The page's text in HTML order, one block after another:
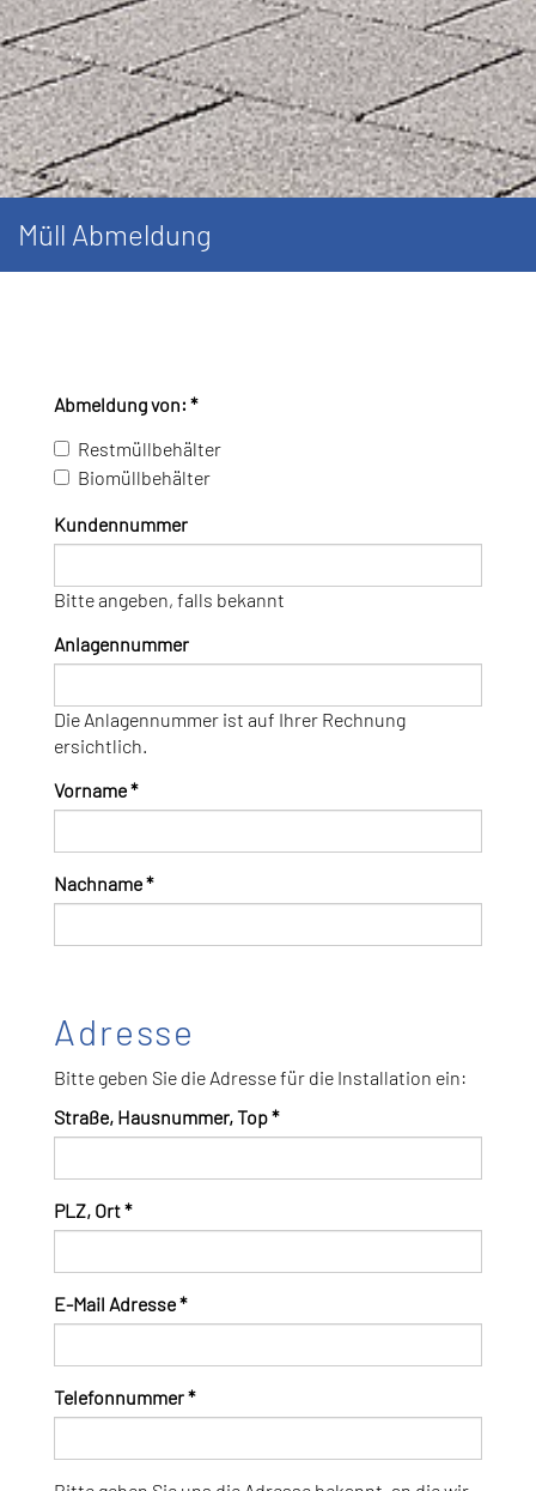
Müll Abmeldung
Abmeldung von: *
Restmüllbehälter
Biomüllbehälter
Kundennummer
Bitte angeben, falls bekannt
Anlagennummer
Die Anlagennummer ist auf Ihrer Rechnung
ersichtlich.
Vorname*
Nachname*
Adresse
Bitte geben Sie die Adresse für die Installation ein:
Straße, Hausnummer, Top*
PLZ, Ort*
E-Mail Adresse*
Telefonnummer*